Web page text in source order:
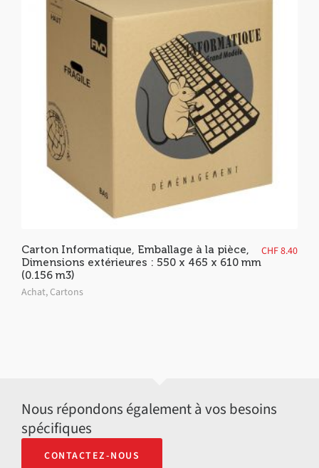
Carton Informatique, Emballage à la pièce,
Dimensions extérieures : 550 x 465 x 610 mm
(0.156 m3)
Achat,Cartons
CHF8.40
Nous répondons également à vos besoins
spécifiques
CONTACTEZ-NOUS